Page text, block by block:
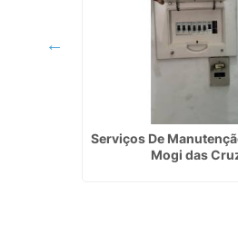
Serviços De
Mogi das